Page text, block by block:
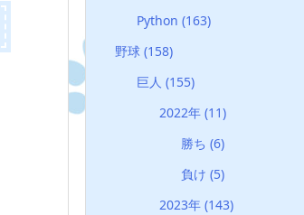
Python(163)
野球 (158)
巨人(155)
2022年 (11)
勝ち(6)
負け(5)
2023年 (143)